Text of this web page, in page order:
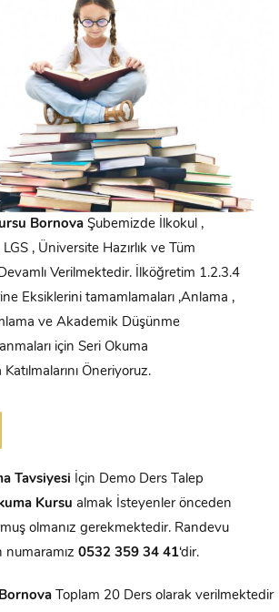
BornovaŞubemizde İlkokul ,
, Üniversite Hazırlık ve Tüm
Verilmektedir. İlköğretim 1.2.3.4
Eksiklerini tamamlamaları ,Anlama ,
ve Akademik Düşünme
için Seri Okuma
Katılmalarını Öneriyoruz.
Tavsiyesi İçin Demo Ders Talep
Kursu almak İsteyenler önceden
olmanız gerekmektedir. Randevu
numaramız 0532 359 34 41‘dir.
Bornova Toplam 20 Ders olarak verilmektedir